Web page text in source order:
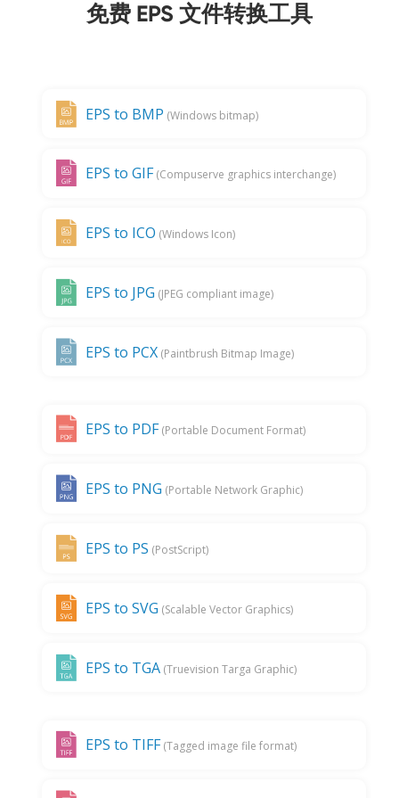
免费 EPS 文件转换工具
EPS to BMP (Windows bitmap)
EPS to GIF (Compuserve graphics interchange)
EPS to ICO (Windows Icon)
EPS to JPG (JPEG compliant image)
EPS to PCX (Paintbrush Bitmap Image)
EPS to PDF (Portable Document Format)
EPS to PNG (Portable Network Graphic)
EPS to PS (PostScript)
EPS to SVG (Scalable Vector Graphics)
EPS to TGA (Truevision Targa Graphic)
EPS to TIFF (Tagged image file format)